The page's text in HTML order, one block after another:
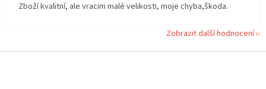
Zboží kvalitní, ale vracim malé velikosti, moje chyba,škoda.
Zobrazit další hodnocení